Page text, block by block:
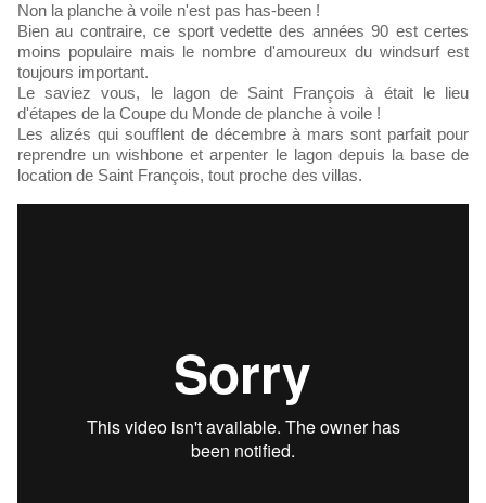
Non la planche à voile n'est pas has-been !
Bien au contraire, ce sport vedette des années 90 est certes
moins populaire mais le nombre d'amoureux du windsurf est
toujours important.
Le saviez vous, le lagon de Saint François à était le lieu
d'étapes de la Coupe du Monde de planche à voile !
Les alizés qui soufflent de décembre à mars sont parfait pour
reprendre un wishbone et arpenter le lagon depuis la base de
location de Saint François, tout proche des villas.